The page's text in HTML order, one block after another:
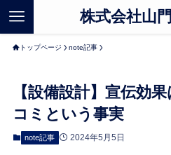
株式会社山
トップページ note記事
【設備設計】宣伝効
コミという事実
note記事 2024年5月5日